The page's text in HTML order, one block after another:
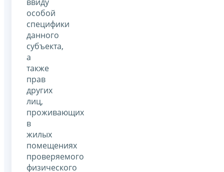
особой
специфики
данного
субъекта,
а
также
прав
других
лиц,
проживающих
в
жилых
помещениях
проверяемого
физического